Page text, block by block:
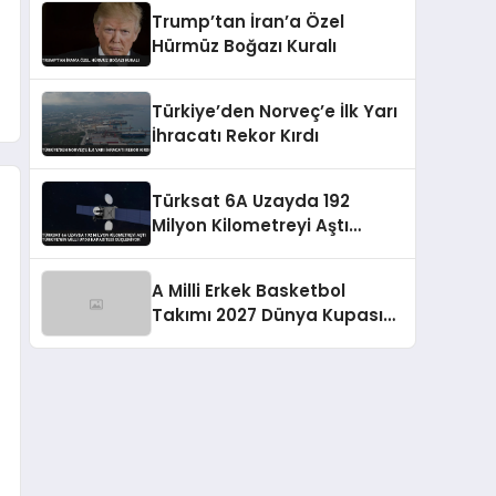
Trump’tan İran’a Özel
Hürmüz Boğazı Kuralı
Türkiye’den Norveç’e İlk Yarı
İhracatı Rekor Kırdı
Türksat 6A Uzayda 192
Milyon Kilometreyi Aştı
A Milli Erkek Basketbol
Takımı 2027 Dünya Kupası